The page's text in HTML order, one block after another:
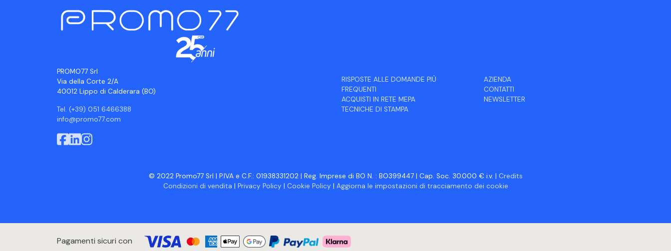
PROMO77 Srl
Via della Corte 2/A
40012 Lippo di Calderara (BO)
Tel. (+39) 051 6466388
info@promo77.com
RISPOSTE ALLE DOMANDE PIÙ
FREQUENTI
ACQUISTI IN RETE MEPA
TECNICHE DI STAMPA
AZIENDA
CONTATTI
NEWSLETTER
© 2022 Promo77 Srl | P.IVA e C.F.: 01938331202 | Reg. Imprese di BO N. : BO399447 | Cap. Soc. 30.000 € i.v. | Credits
Condizioni di vendita | Privacy Policy | Cookie Policy | Aggiorna le impostazioni di tracciamento dei cookie
Pagamenti sicuri con